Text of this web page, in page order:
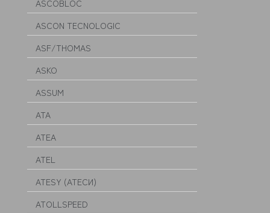
ASCOBLOC
ASCON TECNOLOGIC
ASF/THOMAS
ASKO
ASSUM
ATA
ATEA
ATEL
ATESY (АТЕСИ)
ATOLLSPEED